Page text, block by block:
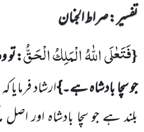
تفسیر : ‎صراط الجنان
{فَتَعٰلَى اللّٰهُ الْمَلِكُ الْحَقُّ:تو
جو سچا بادشاہ ہے۔}ارشاد فرمایا
بلند ہے جو سچا بادشاہ اور